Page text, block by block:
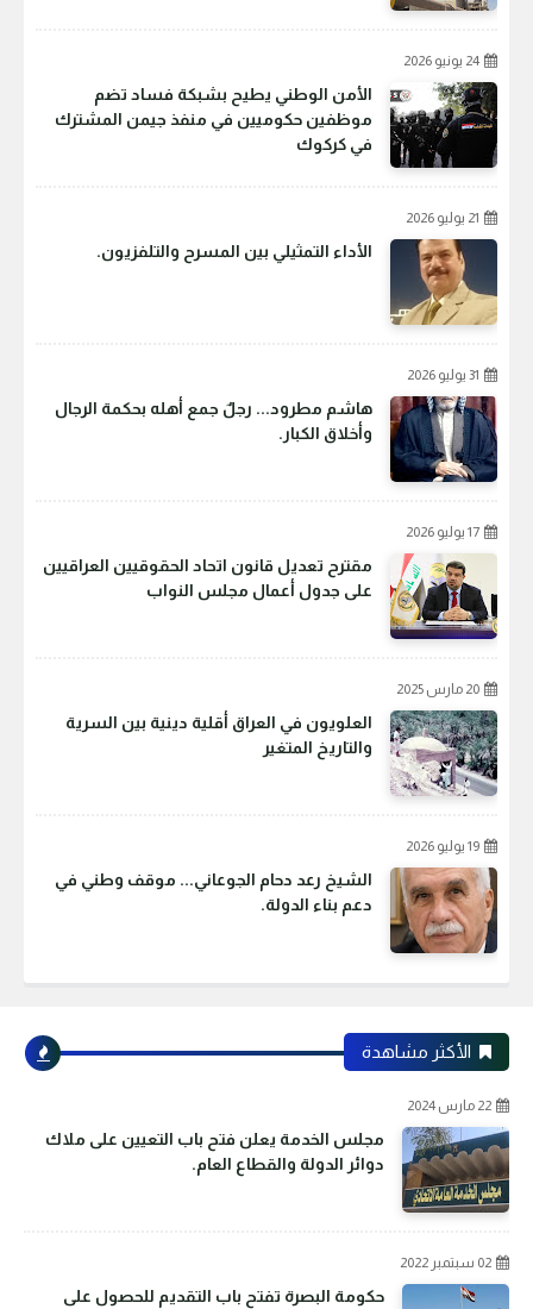
24 يونيو 2026
الأمن الوطني يطيح بشبكة فساد تضم
موظفين حكوميين في منفذ جيمن المشترك
في كركوك
21 يوليو 2026
الأداء التمثيلي بين المسرح والتلفزيون.
31 يوليو 2026
هاشم مطرود... رجلٌ جمع أهله بحكمة الرجال
وأخلاق الكبار.
17 يوليو 2026
مقترح تعديل قانون اتحاد الحقوقيين العراقيين
على جدول أعمال مجلس النواب
20 مارس 2025
العلويون في العراق أقلية دينية بين السرية
والتاريخ المتغير
19 يوليو 2026
الشيخ رعد دحام الجوعاني... موقف وطني في
دعم بناء الدولة.
الأكثر مشاهدة
22 مارس 2024
مجلس الخدمة يعلن فتح باب التعيين على ملاك
دوائر الدولة والقطاع العام.
02 سبتمبر 2022
حكومة البصرة تفتح باب التقديم للحصول على